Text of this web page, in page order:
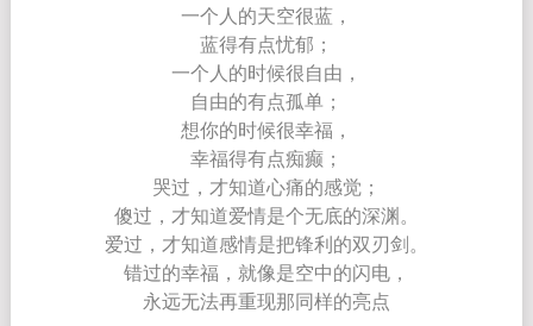
一个人的天空很蓝，
蓝得有点忧郁；
一个人的时候很自由，
自由的有点孤单；
想你的时候很幸福，
幸福得有点痴癫；
哭过，才知道心痛的感觉；
傻过，才知道爱情是个无底的深渊。
爱过，才知道感情是把锋利的双刃剑。
错过的幸福，就像是空中的闪电，
永远无法再重现那同样的亮点